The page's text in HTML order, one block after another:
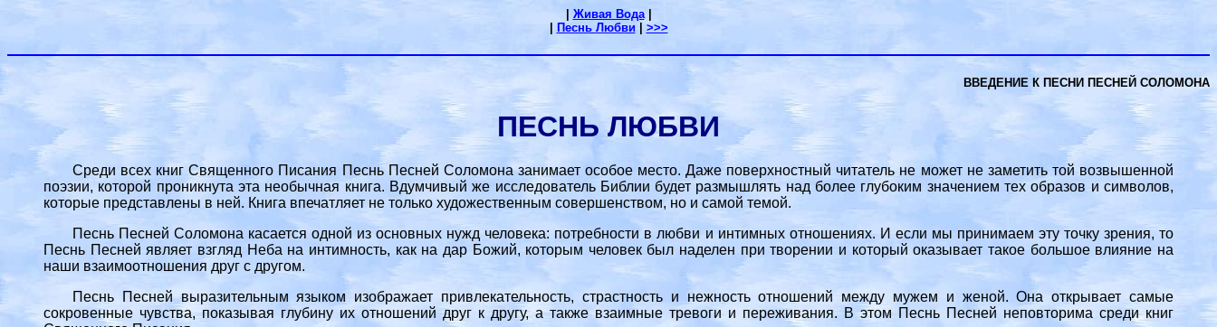
Живая Вода|
Песнь Любви| >>>
ВВЕДЕНИЕ К ПЕСНИ ПЕСНЕЙ СОЛОМОНА
ПЕСНЬ ЛЮБВИ
Среди всех книг Священного Писания Песнь Песней Соломона занимает особое место. Даже поверхностный читатель не может не заметить той возвышенной
поэзии, которой проникнута эта необычная книга. Вдумчивый же исследователь Библии будет размышлять над более глубоким значением тех образов и символов,
которые представлены в ней. Книга впечатляет не только художественным совершенством, но и самой темой.
Песнь Песней Соломона касается одной из основных нужд человека: потребности в любви и интимных отношениях. И если мы принимаем эту точку зрения, то
Песнь Песней являет взгляд Неба на интимность, как на дар Божий, которым человек был наделен при творении и который оказывает такое большое влияние на
наши взаимоотношения друг с другом.
Песнь Песней выразительным языком изображает привлекательность, страстность и нежность отношений между мужем и женой. Она открывает самые
сокровенные чувства, показывая глубину их отношений друг к другу, а также взаимные тревоги и переживания. В этом Песнь Песней неповторима среди книг